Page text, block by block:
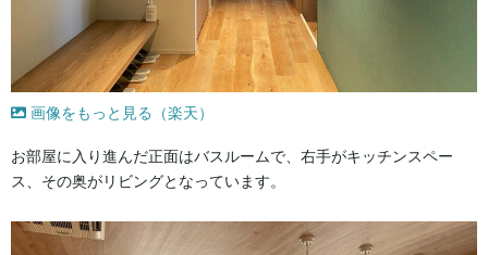
画像をもっと見る（楽天）
お部屋に入り進んだ正面はバスルームで、右手がキッチンスペー
ス、その奥がリビングとなっています。